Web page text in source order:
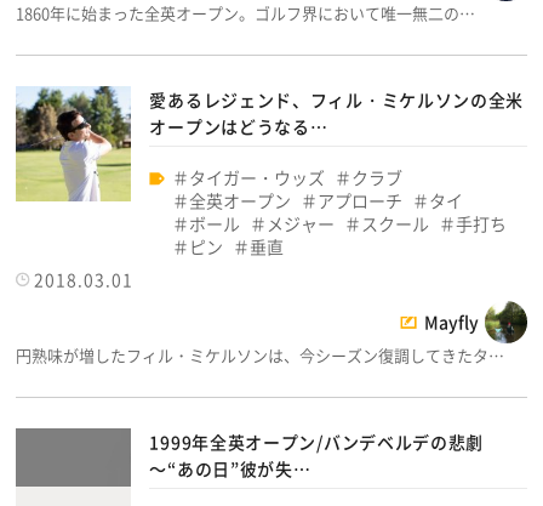
1860年に始まった全英オープン。ゴルフ界において唯一無二の…
愛あるレジェンド、フィル・ミケルソンの全米
オープンはどうなる…
タイガー・ウッズ
クラブ
全英オープン
アプローチ
タイ
ボール
メジャー スクール
手打ち
ピン
垂直
2018.03.01
Mayfly
円熟味が増したフィル・ミケルソンは、今シーズン復調してきたタ…
1999年全英オープン/バンデベルデの悲劇
～“あの日”彼が失…